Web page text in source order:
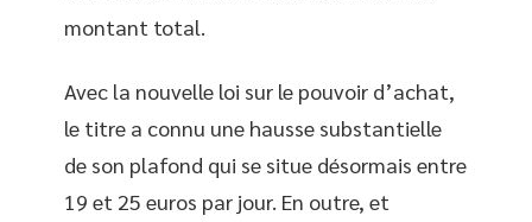
montant total.
Avec la nouvelle loi sur le pouvoir d’achat,
le titre a connu une hausse substantielle
de son plafond qui se situe désormais entre
19 et 25 euros par jour. En outre, et